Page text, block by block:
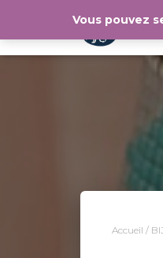
Accueil /
Vous pouvez